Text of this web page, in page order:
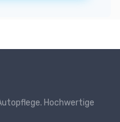
Hochwertige